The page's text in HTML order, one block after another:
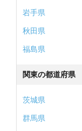
岩手県
秋田県
福島県
関東の都道府県
茨城県
群馬県